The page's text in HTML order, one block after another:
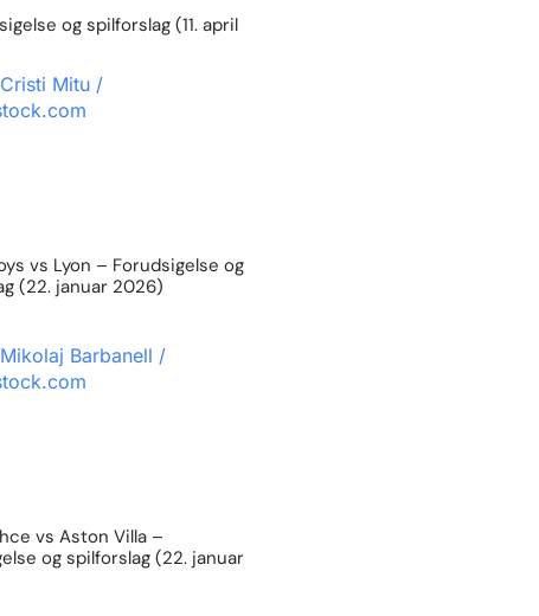
og spilforslag (11. april
vs Lyon – Forudsigelse og
(22. januar 2026)
vs Aston Villa –
og spilforslag (22. januar